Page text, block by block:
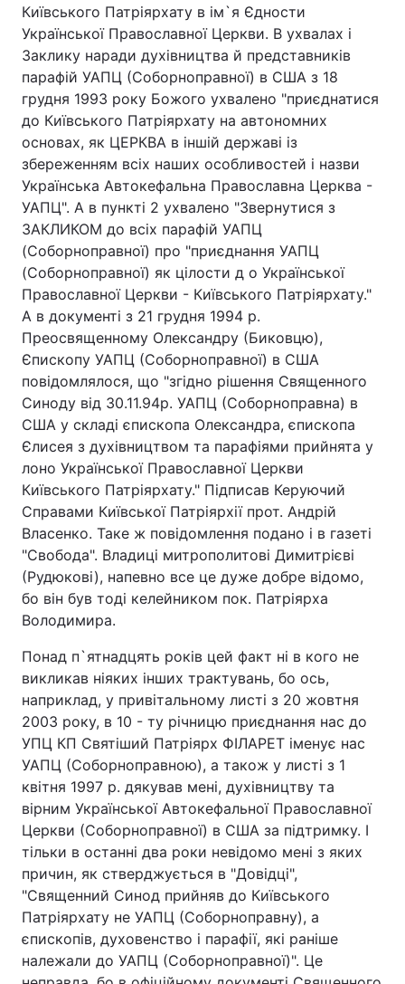
Послуги
Тема оформлення
Київського Патріярхату в ім`я Єдности
Української Православної Церкви. В ухвалах і
Заклику наради духівництва й представників
парафій УАПЦ (Соборноправної) в США з 18
грудня 1993 року Божого ухвалено "приєднатися
до Київського Патріярхату на автономних
основах, як ЦЕРКВА в іншій державі із
збереженням всіх наших особливостей і назви
Українська Автокефальна Православна Церква -
УАПЦ". А в пункті 2 ухвалено "Звернутися з
ЗАКЛИКОМ до всіх парафій УАПЦ
(Соборноправної) про "приєднання УАПЦ
(Соборноправної) як цілости д о Української
Православної Церкви - Київського Патріярхату."
А в документі з 21 грудня 1994 р.
Преосвященному Олександру (Биковцю),
Єпископу УАПЦ (Соборноправної) в США
повідомлялося, що "згідно рішення Священного
Синоду від 30.11.94р. УАПЦ (Соборноправна) в
США у складі єпископа Олександра, єпископа
Єлисея з духівництвом та парафіями прийнята у
лоно Української Православної Церкви
Київського Патріярхату." Підписав Керуючий
Справами Київської Патріярхії прот. Андрій
Власенко. Таке ж повідомлення подано і в газеті
"Свобода". Владиці митрополитові Димитрієві
(Рудюкові), напевно все це дуже добре відомо,
бо він був тоді келейником пок. Патріярха
Володимира.
Понад п`ятнадцять років цей факт ні в кого не
викликав ніяких інших трактувань, бо ось,
наприклад, у привітальному листі з 20 жовтня
2003 року, в 10 - ту річницю приєднання нас до
УПЦ КП Святіший Патріярх ФІЛАРЕТ іменує нас
УАПЦ (Соборноправною), а також у листі з 1
квітня 1997 р. дякував мені, духівництву та
вірним Української Автокефальної Православної
Церкви (Соборноправної) в США за підтримку. І
тільки в останні два роки невідомо мені з яких
причин, як стверджується в "Довідці",
"Священний Синод прийняв до Київського
Патріярхату не УАПЦ (Соборноправну), а
єпископів, духовенство і парафії, які раніше
належали до УАПЦ (Соборноправної)". Це